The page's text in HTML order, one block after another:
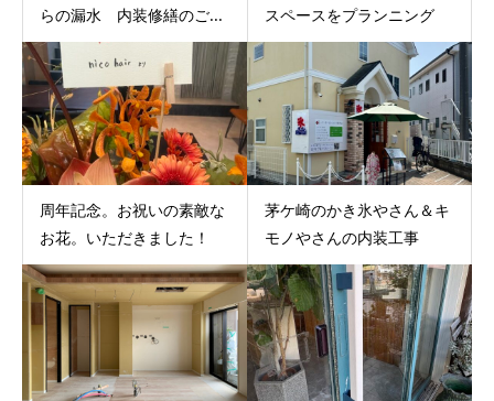
らの漏水 内装修繕のご...
スペースをプランニング
周年記念。お祝いの素敵な
お花。いただきました！
茅ケ崎のかき氷やさん＆キ
モノやさんの内装工事